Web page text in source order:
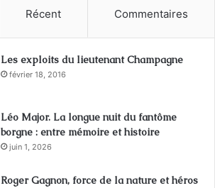
Récent Commentaires
Les exploits du lieutenant Champagne
février 18, 2016
Léo Major. La longue nuit du fantôme
borgne : entre mémoire et histoire
juin 1, 2026
Roger Gagnon, force de la nature et héros